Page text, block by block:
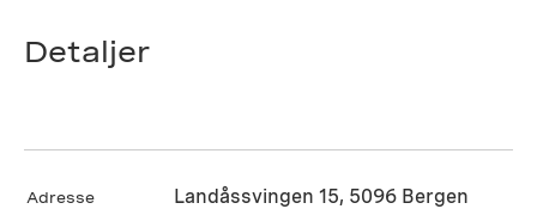
Detaljer
Adresse Landåssvingen 15, 5096 Bergen